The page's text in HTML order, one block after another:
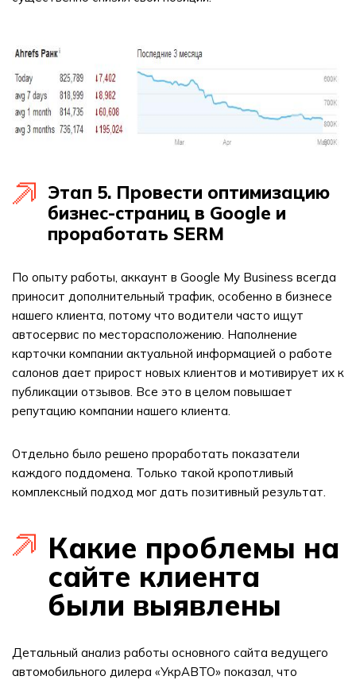
Этап 5. Провести оптимизацию
бизнес-страниц в Google и
проработать SERM
По опыту работы, аккаунт в Google My Business всегда
приносит дополнительный трафик, особенно в бизнесе
нашего клиента, потому что водители часто ищут
автосервис по месторасположению. Наполнение
карточки компании актуальной информацией о работе
салонов дает прирост новых клиентов и мотивирует их к
публикации отзывов. Все это в целом повышает
репутацию компании нашего клиента.
Отдельно было решено проработать показатели
каждого поддомена. Только такой кропотливый
комплексный подход мог дать позитивный результат.
Какие проблемы на
сайте клиента
были выявлены
Детальный анализ работы основного сайта ведущего
автомобильного дилера «УкрАВТО» показал, что